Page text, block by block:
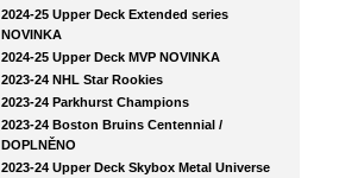
2024-25 Upper Deck Extended series
NOVINKA
2024-25 Upper Deck MVP NOVINKA
2023-24 NHL Star Rookies
2023-24 Parkhurst Champions
2023-24 Boston Bruins Centennial /
DOPLNĚNO
2023-24 Upper Deck Skybox Metal Universe